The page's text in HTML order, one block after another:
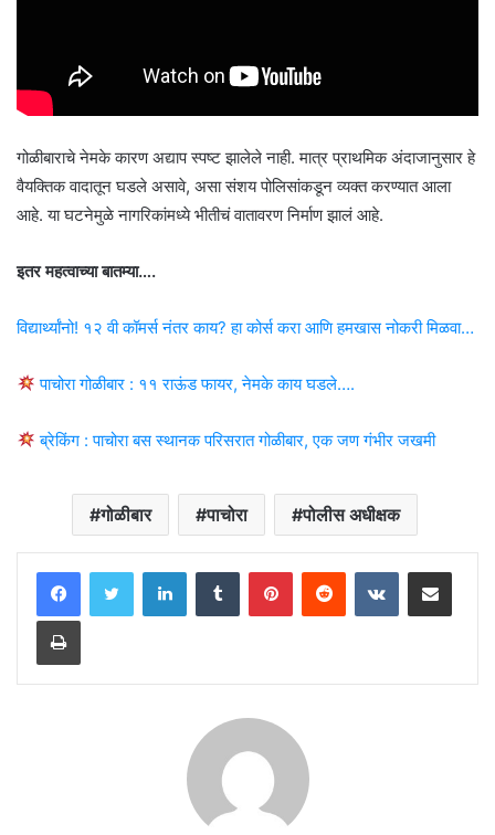
गोळीबाराचे नेमके कारण अद्याप स्पष्ट झालेले नाही. मात्र प्राथमिक अंदाजानुसार हे
वैयक्तिक वादातून घडले असावे, असा संशय पोलिसांकडून व्यक्त करण्यात आला
आहे. या घटनेमुळे नागरिकांमध्ये भीतीचं वातावरण निर्माण झालं आहे.
इतर महत्वाच्या बातम्या….
विद्यार्थ्यांनो! १२ वी कॉमर्स नंतर काय? हा कोर्स करा आणि हमखास नोकरी मिळवा…
पाचोरा गोळीबार : ११ राऊंड फायर, नेमके काय घडले….
ब्रेकिंग : पाचोरा बस स्थानक परिसरात गोळीबार, एक जण गंभीर जखमी
गोळीबार पाचोरा पोलीस अधीक्षक
LinkedInTumblr PinterestReddit VKontakteShare via Email
Print